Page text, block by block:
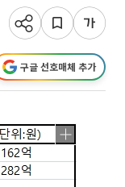
구글 선호매체 추가